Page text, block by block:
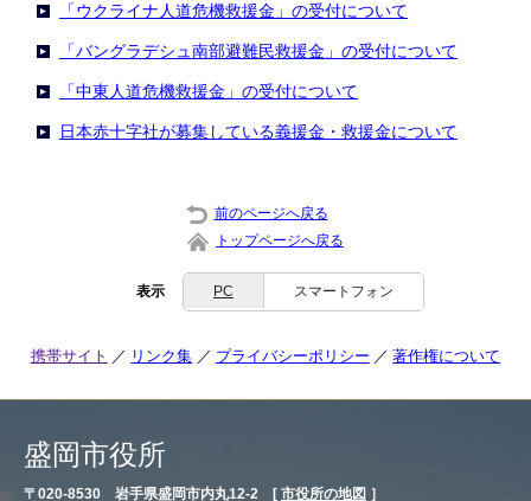
「ウクライナ人道危機救援金」の受付について
「バングラデシュ南部避難民救援金」の受付について
「中東人道危機救援金」の受付について
日本赤十字社が募集している義援金・救援金について
前のページへ戻る
トップページへ戻る
表示 PC スマートフォン
携帯サイト リンク集 プライバシーポリシー 著作権について
盛岡市役所
〒020-8530 岩手県盛岡市内丸12-2 [ 市役所の地図 ］